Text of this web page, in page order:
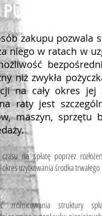
zakupu pozwala
niego w ratach w
niż zwykła
na cały okres jej
raty jest
maszyn, sprzętu
na spłatę poprzez
okres użytkowania środka trwałego
zróżnicowania struktury